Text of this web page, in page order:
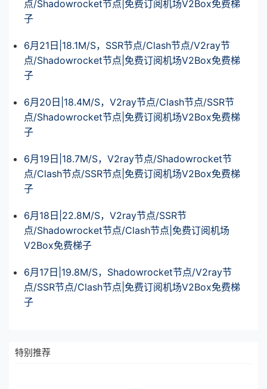
点/Shadowrocket节点|免费订阅机场V2Box免费梯
子
6月21日|18.1M/S，SSR节点/Clash节点/V2ray节
点/Shadowrocket节点|免费订阅机场V2Box免费梯
子
6月20日|18.4M/S，V2ray节点/Clash节点/SSR节
点/Shadowrocket节点|免费订阅机场V2Box免费梯
子
6月19日|18.7M/S，V2ray节点/Shadowrocket节
点/Clash节点/SSR节点|免费订阅机场V2Box免费梯
子
6月18日|22.8M/S，V2ray节点/SSR节
点/Shadowrocket节点/Clash节点|免费订阅机场
V2Box免费梯子
6月17日|19.8M/S，Shadowrocket节点/V2ray节
点/SSR节点/Clash节点|免费订阅机场V2Box免费梯
子
特别推荐